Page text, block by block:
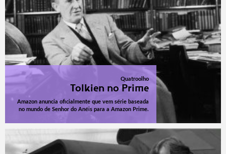
Quatroolho
Tolkien no Prime
Amazon anuncia oficialmente que vem série baseada
no mundo de Senhor do Anéis para a Amazon Prime.